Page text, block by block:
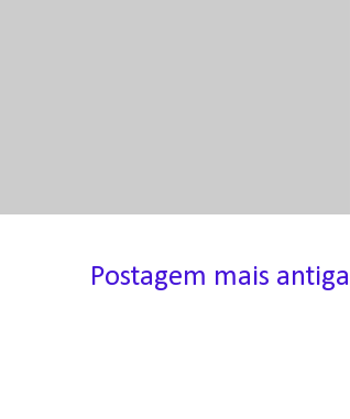
Postagem mais antiga